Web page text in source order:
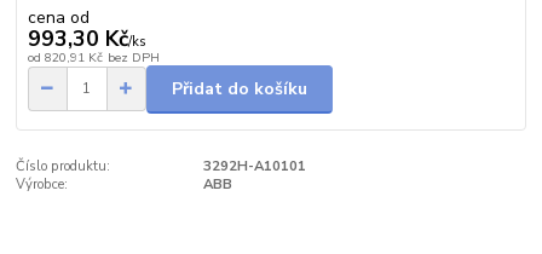
cena od
993,30 Kč/ks
od 820,91 Kč bez DPH
Přidat do košíku
Číslo produktu:
3292H-A10101
Výrobce:
ABB